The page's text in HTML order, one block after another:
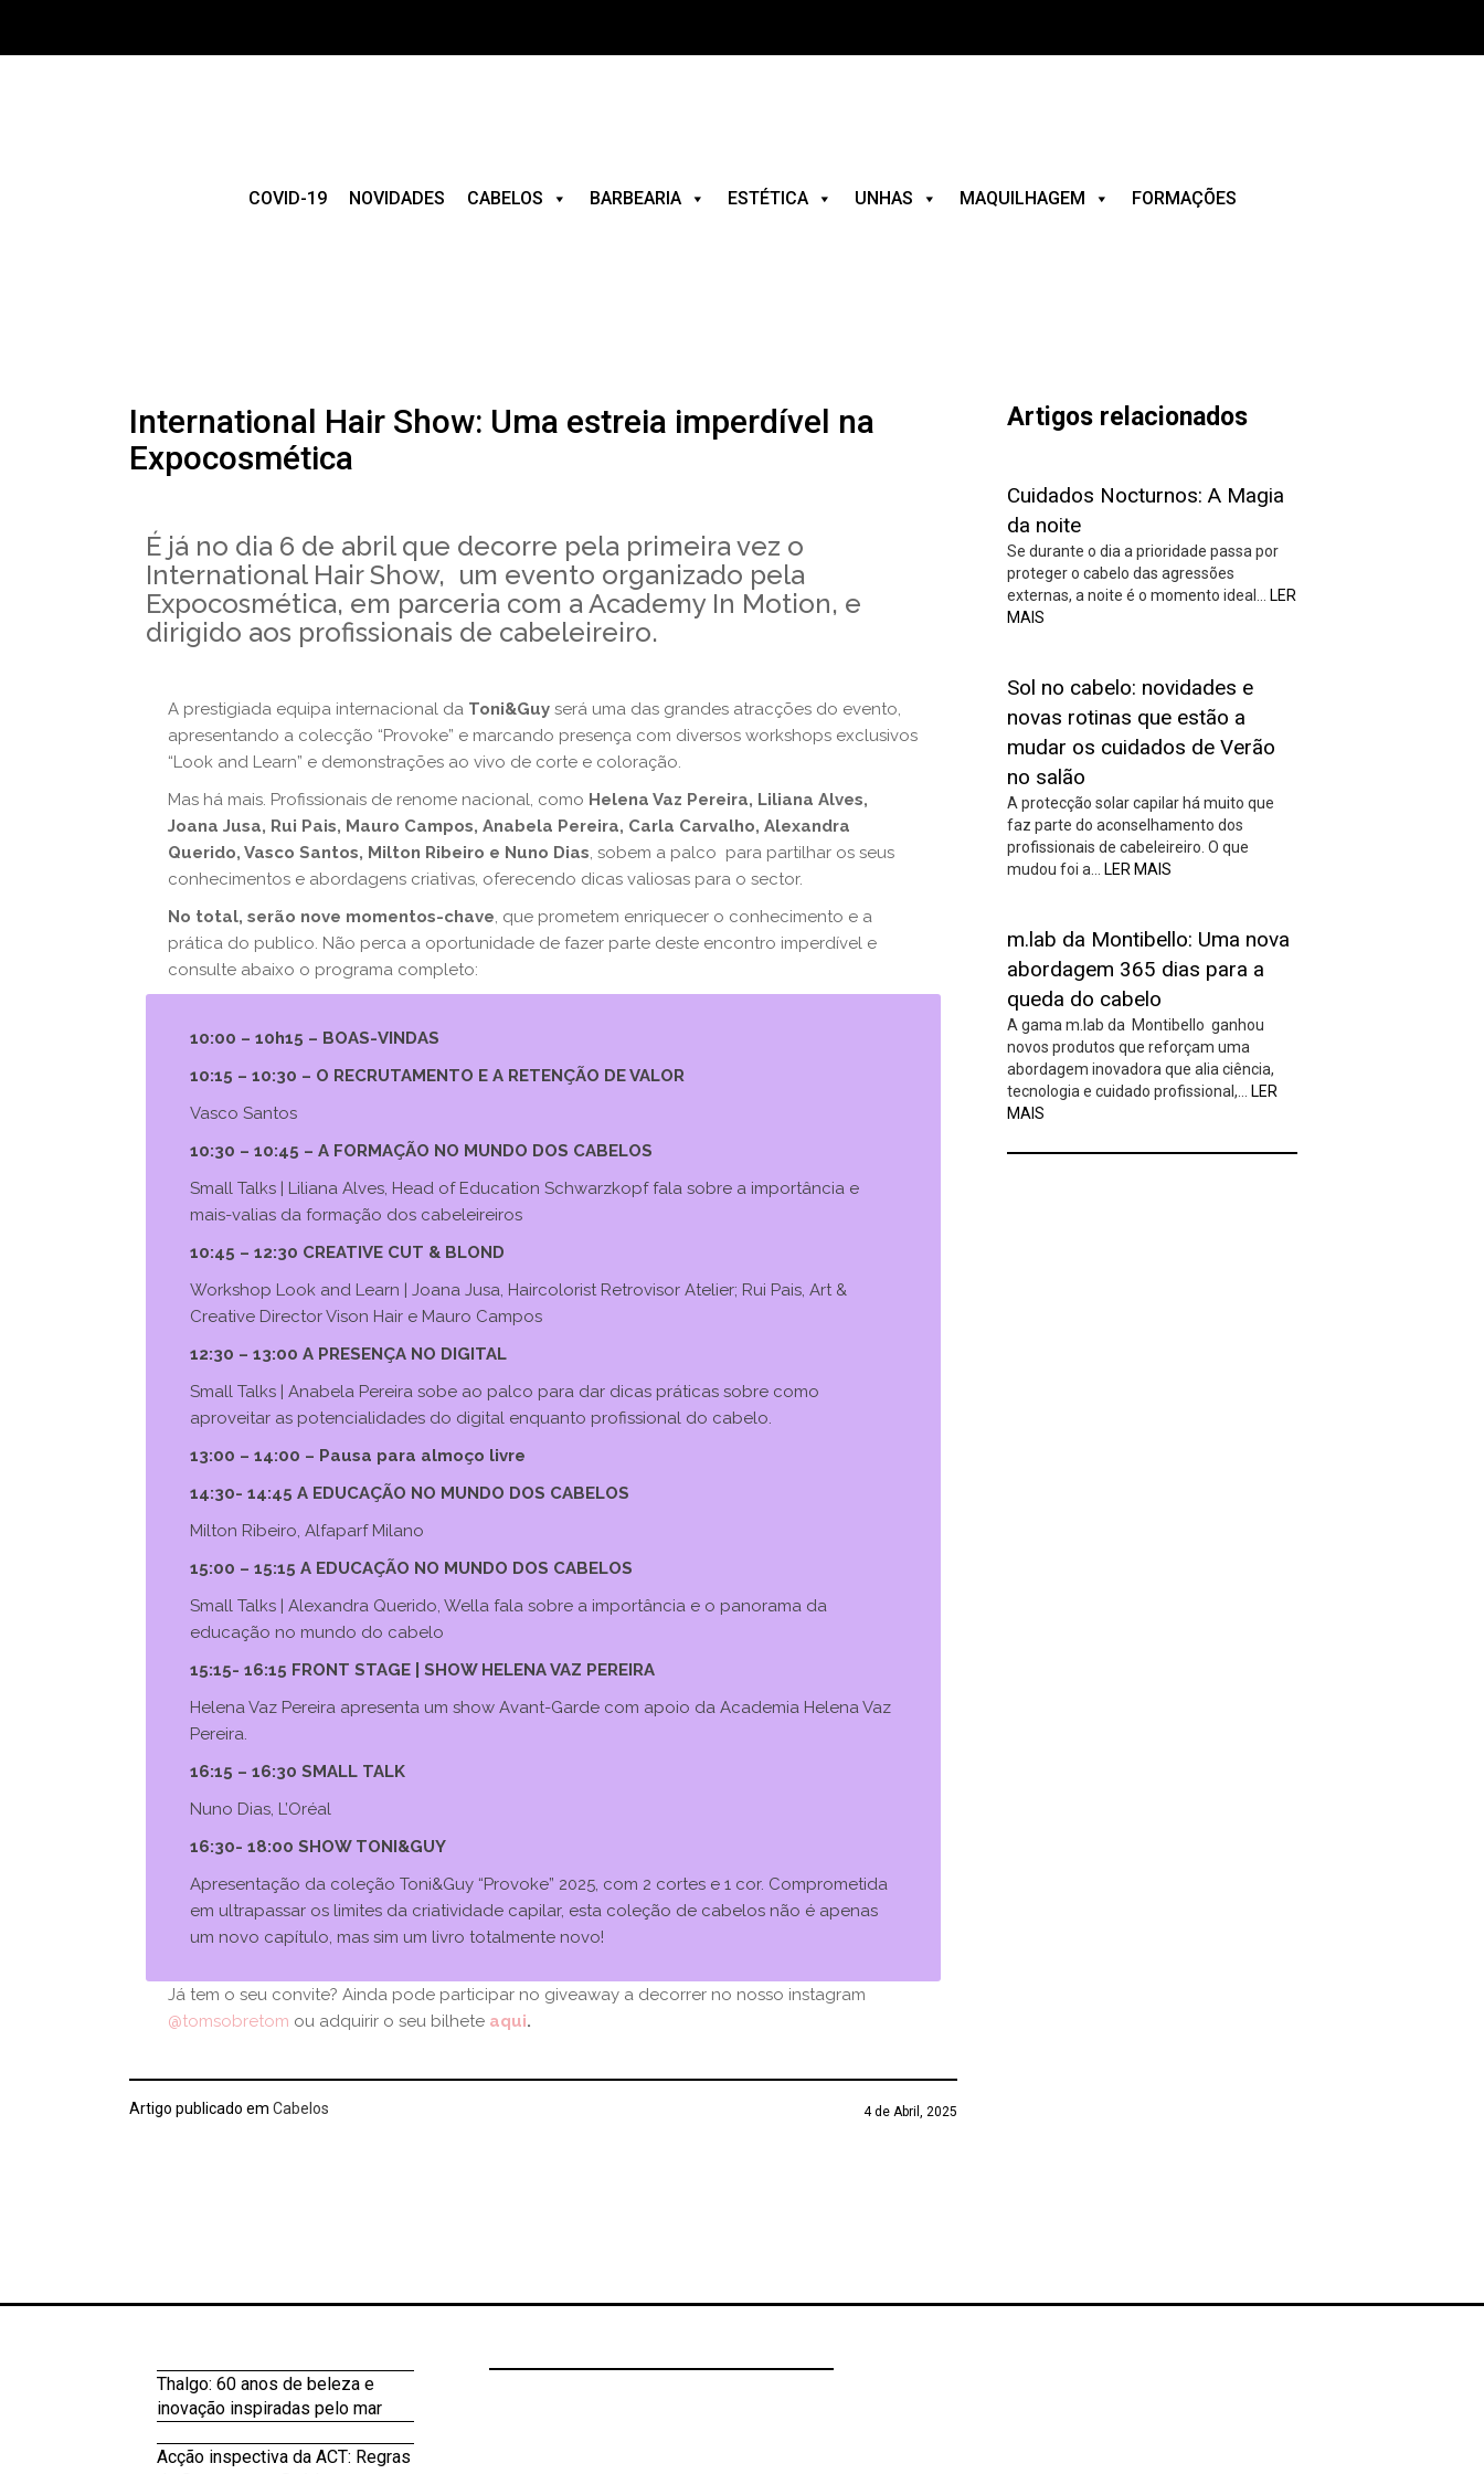
COVID-19 NOVIDADES CABELOS BARBEARIA ESTÉTICA UNHAS MAQUILHAGEM FORMAÇÕES
International Hair Show: Uma estreia imperdível na
Expocosmética
É já no dia 6 de abril que decorre pela primeira vez o
International Hair Show, um evento organizado pela
Expocosmética, em parceria com a Academy In Motion, e
dirigido aos profissionais de cabeleireiro.
A prestigiada equipa internacional da Toni&Guy será uma das grandes atracções do evento,
apresentando a colecção “Provoke” e marcando presença com diversos workshops exclusivos
“Look and Learn” e demonstrações ao vivo de corte e coloração.
Mas há mais. Profissionais de renome nacional, como Helena Vaz Pereira, Liliana Alves,
Joana Jusa, Rui Pais, Mauro Campos, Anabela Pereira, Carla Carvalho, Alexandra
Querido, Vasco Santos, Milton Ribeiro e Nuno Dias, sobem a palco para partilhar os seus
conhecimentos e abordagens criativas, oferecendo dicas valiosas para o sector.
No total, serão nove momentos-chave, que prometem enriquecer o conhecimento e a
prática do publico. Não perca a oportunidade de fazer parte deste encontro imperdível e
consulte abaixo o programa completo:
10:00 – 10h15 – BOAS-VINDAS
10:15 – 10:30 – O RECRUTAMENTO E A RETENÇÃO DE VALOR
Vasco Santos
10:30 – 10:45 – A FORMAÇÃO NO MUNDO DOS CABELOS
Small Talks | Liliana Alves, Head of Education Schwarzkopf fala sobre a importância e
mais-valias da formação dos cabeleireiros
10:45 – 12:30 CREATIVE CUT & BLOND
Workshop Look and Learn | Joana Jusa, Haircolorist Retrovisor Atelier; Rui Pais, Art &
Creative Director Vison Hair e Mauro Campos
12:30 – 13:00 A PRESENÇA NO DIGITAL
Small Talks | Anabela Pereira sobe ao palco para dar dicas práticas sobre como
aproveitar as potencialidades do digital enquanto profissional do cabelo.
13:00 – 14:00 – Pausa para almoço livre
14:30- 14:45 A EDUCAÇÃO NO MUNDO DOS CABELOS
Milton Ribeiro, Alfaparf Milano
15:00 – 15:15 A EDUCAÇÃO NO MUNDO DOS CABELOS
Small Talks | Alexandra Querido, Wella fala sobre a importância e o panorama da
educação no mundo do cabelo
15:15- 16:15 FRONT STAGE | SHOW HELENA VAZ PEREIRA
Helena Vaz Pereira apresenta um show Avant-Garde com apoio da Academia Helena Vaz
Pereira.
16:15 – 16:30 SMALL TALK
Nuno Dias, L’Oréal
16:30- 18:00 SHOW TONI&GUY
Apresentação da coleção Toni&Guy “Provoke” 2025, com 2 cortes e 1 cor. Comprometida
em ultrapassar os limites da criatividade capilar, esta coleção de cabelos não é apenas
um novo capítulo, mas sim um livro totalmente novo!
Já tem o seu convite? Ainda pode participar no giveaway a decorrer no nosso instagram
@tomsobretom ou adquirir o seu bilhete aqui.
Artigo publicado em Cabelos 4 de Abril, 2025
Artigos relacionados
Cuidados Nocturnos: A Magia
da noite
Se durante o dia a prioridade passa por
proteger o cabelo das agressões
externas, a noite é o momento ideal…
LER
MAIS
Sol no cabelo: novidades e
novas rotinas que estão a
mudar os cuidados de Verão
no salão
A protecção solar capilar há muito que
faz parte do aconselhamento dos
profissionais de cabeleireiro. O que
mudou foi a…
LER MAIS
m.lab da Montibello: Uma nova
abordagem 365 dias para a
queda do cabelo
A gama m.lab da Montibello ganhou
novos produtos que reforçam uma
abordagem inovadora que alia ciência,
tecnologia e cuidado profissional,…
LER
MAIS
Thalgo: 60 anos de beleza e
inovação inspiradas pelo mar
Acção inspectiva da ACT: Regras